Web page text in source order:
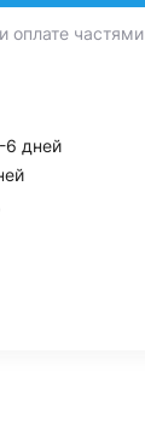
оплате частями
6 дней